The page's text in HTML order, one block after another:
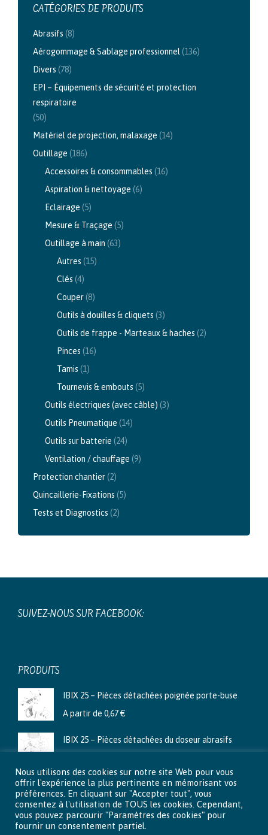
CATÉGORIES DE PRODUITS
Abrasifs (8)
Aérogommage & Sablage professionnel (136)
Divers (78)
EPI – Équipements de sécurité et protection
respiratoire
(50)
Matériel de projection, malaxage (14)
Outillage (186)
Accessoires & consommables (16)
Aspiration & nettoyage (6)
Eclairage (5)
Mesure & Traçage (5)
Outillage à main (63)
Autres (15)
Clés (4)
Couper(8)
Outils à douilles & cliquets (3)
Outils de frappe - Marteaux & haches (2)
Pinces (16)
Tamis (1)
Tournevis & embouts (5)
Outils électriques (avec câble) (3)
Outils Pneumatique (14)
Outils sur batterie (24)
Ventilation / chauffage (9)
Protection chantier(2)
Quincaillerie-Fixations (5)
Tests et Diagnostics (2)
SUIVEZ-NOUS SUR FACEBOOK:
PRODUITS
IBIX 25 – Pièces détachées poignée porte-buse
A partir de 0,67€
IBIX 25 – Pièces détachées du doseur abrasifs
Ibix 9 - Pièces détachées du doseur abrasifs
A partir de2,66€
Nous utilisons des cookies sur notre site Web pour vous
offrir l'expérience la plus pertinente en mémorisant vos
préférences. En cliquant sur "Accepter tout", vous
consentez à l'utilisation de TOUS les cookies. Cependant,
vous pouvez parcourir "Paramètres des cookies" pour
fournir un consentement partiel.